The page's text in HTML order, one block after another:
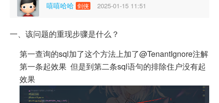
嘻嘻哈哈 剑侠 2025-01-15 11:51
一、该问题的重现步骤是什么？
第一查询的sql加了这个方法上加了@TenantIgnore注解
第一条起效果 但是到第二条sql语句的排除住户没有起
效果